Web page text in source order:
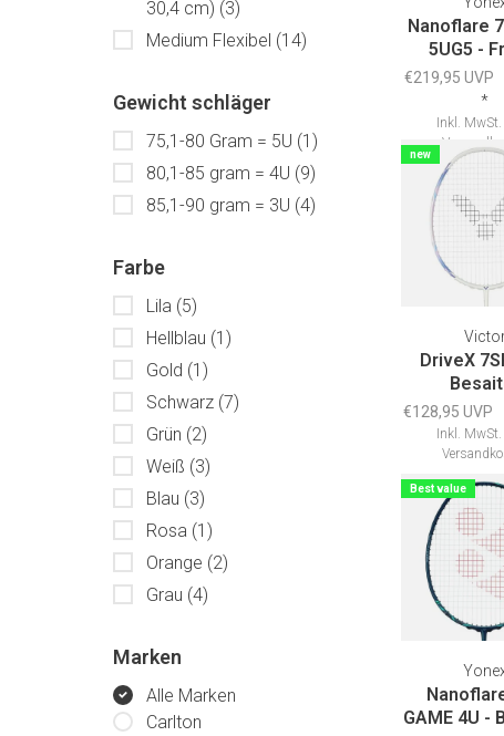
30,4 cm) (3)
Medium Flexibel (14)
Gewicht schläger
75,1-80 Gram = 5U (1)
80,1-85 gram = 4U (9)
85,1-90 gram = 3U (4)
Farbe
Lila (5)
Hellblau (1)
Gold (1)
Schwarz (7)
Grün (2)
Weiß (3)
Blau (3)
Rosa (1)
Orange (2)
Grau (4)
Marken
Alle Marken
Carlton
Nanoflare
5UG5 -
€219,95 UVP
*
Inkl. MwSt.
new
DriveX
€128,95 UVP
Inkl. MwSt.
Best value
GAME 4U -